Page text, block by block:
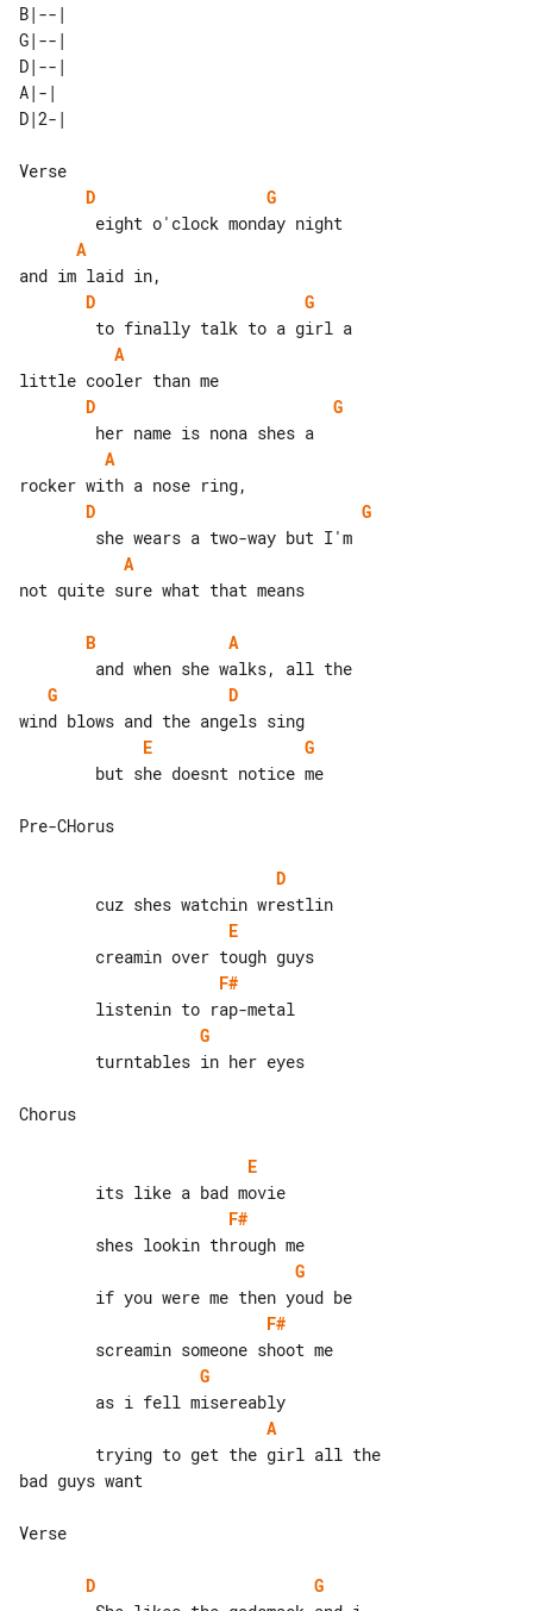
B|--|
G|--|
D|--|
A|-|
D
G
A
D
G
A
D
G
A
D
G
A
not quite sure what that means
B
A
G
D
E
G
Pre-CHorus
D
E
F#
G
Chorus
E
F#
G
F#
G
A
bad guys want
Verse
D
G